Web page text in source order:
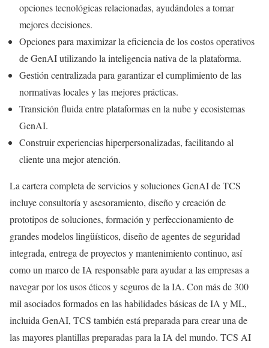
opciones tecnológicas relacionadas, ayudándoles a tomar
mejores decisiones.
Opciones para maximizar la eficiencia de los costos operativos
de GenAI utilizando la inteligencia nativa de la plataforma.
Gestión centralizada para garantizar el cumplimiento de las
normativas locales y las mejores prácticas.
Transición fluida entre plataformas en la nube y ecosistemas
GenAI.
Construir experiencias hiperpersonalizadas, facilitando al
cliente una mejor atención.
La cartera completa de servicios y soluciones GenAI de TCS
incluye consultoría y asesoramiento, diseño y creación de
prototipos de soluciones, formación y perfeccionamiento de
grandes modelos lingüísticos, diseño de agentes de seguridad
integrada, entrega de proyectos y mantenimiento continuo, así
como un marco de IA responsable para ayudar a las empresas a
navegar por los usos éticos y seguros de la IA. Con más de 300
mil asociados formados en las habilidades básicas de IA y ML,
incluida GenAI, TCS también está preparada para crear una de
las mayores plantillas preparadas para la IA del mundo. TCS AI